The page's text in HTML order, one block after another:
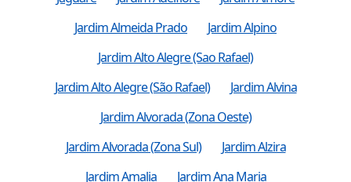
Jardim Almeida Prado
Jardim Alpino
Jardim Alto Alegre (Sao Rafael)
Jardim Alto Alegre (São Rafael)
Jardim Alvina
Jardim Alvorada (Zona Oeste)
Jardim Alvorada (Zona Sul)
Jardim Alzira
Jardim Amalia
Jardim Ana Maria